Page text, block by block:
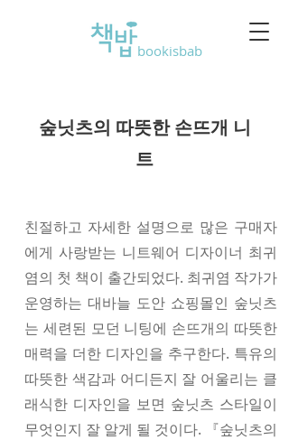
bookisbab
숲닛츠의 따뜻한 손뜨개 니
트
친절하고 자세한 설명으로 많은 구매자
에게 사랑받는 니트웨어 디자이너 최귀
염의 첫 책이 출간되었다. 최귀염 작가가
운영하는 대바늘 도안 쇼핑몰인 숲닛츠
는 세련된 모던 니팅에 손뜨개의 따뜻한
매력을 더한 디자인을 추구한다. 특유의
따뜻한 색감과 어디든지 잘 어울리는 클
래식한 디자인을 보면 숲닛츠 스타일이
무엇인지 잘 알게 될 것이다. 『숲닛츠의